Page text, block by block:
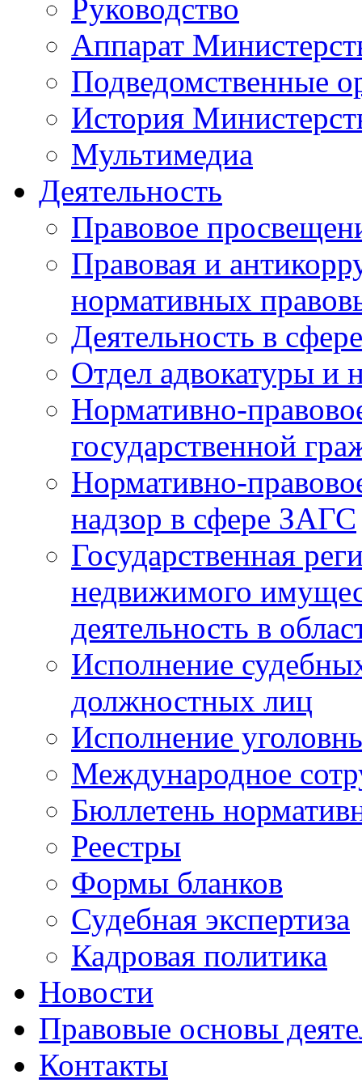
Руководство
Аппарат
Подведомственные
История
Мультимедиа
Деятельность
Правовое
Правовая и
нормативных
Деятельность в
Отдел адвокатуры и
Нормативно-
государственной
Нормативно-
надзор в сфере ЗАГС
Государственная
недвижимого
деятельность в
Исполнение
должностных лиц
Исполнение
Международное
Бюллетень
Реестры
Формы бланков
Судебная экспертиза
Кадровая политика
Новости
Правовые основы
Контакты